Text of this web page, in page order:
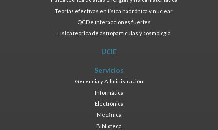
Teorías efectivas en física hadrónica y nuclear
QCD e interacciones fuertes
Física teórica de astropartículas y cosmología
UCIE
Servicios
Gerencia y Administración
Informática
Electrónica
Mecánica
Biblioteca